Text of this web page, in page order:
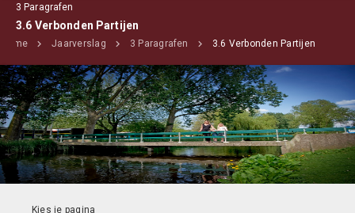
3 Paragrafen
3.6 Verbonden Partijen
Home Jaarverslag 3 Paragrafen 3.6 Verbonden Partijen